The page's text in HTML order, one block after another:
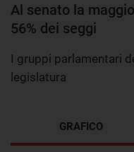
Al senato la
56% dei seggi
I gruppi parlamentari
legislatura
GRAFICO